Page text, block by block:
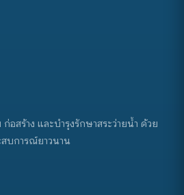
อสร้าง และบำรุงรักษาสระว่ายน้ำ ด้วย
บการณ์ยาวนาน